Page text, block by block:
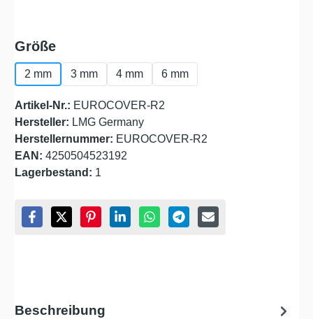
Größeauswählen
2 mm 3 mm 4 mm 6 mm
Artikel-Nr.: EUROCOVER-R2
Hersteller: LMG Germany
Herstellernummer: EUROCOVER-R2
EAN: 4250504523192
Lagerbestand: 1
Beschreibung